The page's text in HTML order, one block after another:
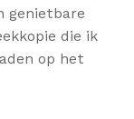
genietbare
die ik
op het